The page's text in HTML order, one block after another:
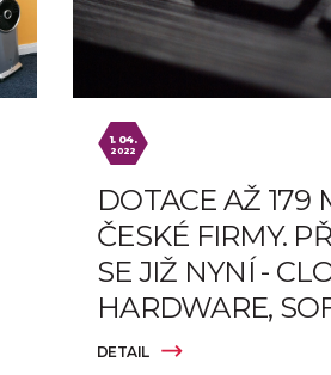
DETAIL
1. 04.
2022
DOTACE AŽ 179
ČESKÉ FIRMY.
SE JIŽ NYNÍ -
HARDWARE,